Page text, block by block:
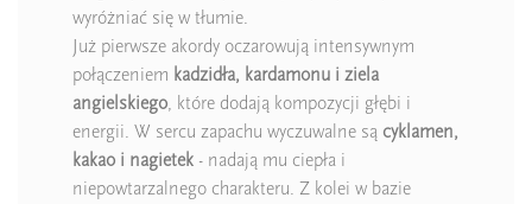
wyróżniać się w tłumie.
Już pierwsze akordy oczarowują intensywnym
połączeniem kadzidła, kardamonu i ziela
angielskiego, które dodają kompozycji głębi i
energii. W sercu zapachu wyczuwalne są cyklamen,
kakao i nagietek - nadają mu ciepła i
niepowtarzalnego charakteru. Z kolei w bazie